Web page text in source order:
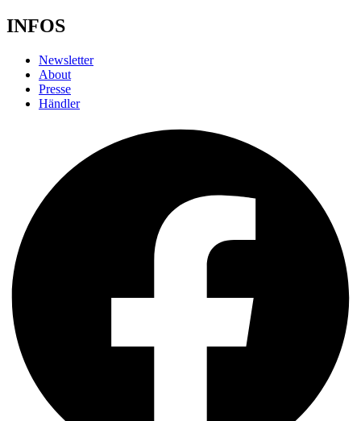
INFOS
Newsletter
About
Presse
Händler